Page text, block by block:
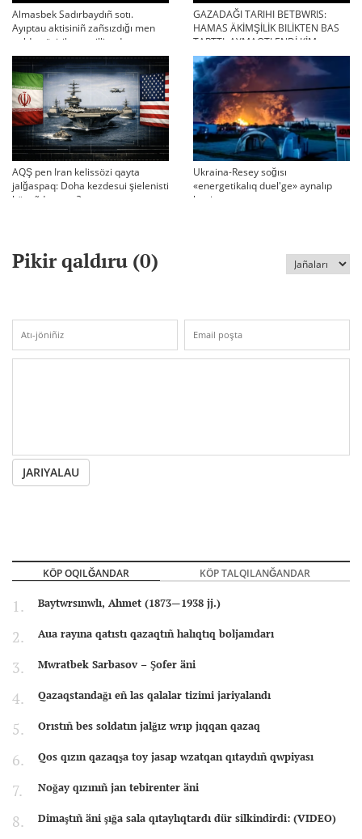
Almasbek Sadırbaydıñ sotı.
Ayıptau aktisiniñ zañsızdığı men
qoldan ösirilgen milliondar
GAZADAĞI TARIHI BETBWRIS:
HAMAS ÄKİMŞİLİK BILİKTEN BAS
TARTTI. AYMAQTI ENDİ KİM
BASQARADI?
AQŞ pen Iran kelissözi qayta
jalğaspaq: Doha kezdesui şielenisti
bäseñdete me?
Ukraina-Resey soğısı
«energetikalıq duel'ge» aynalıp
ketti
Pikir qaldıru (0)
JARIYALAU
KÖP OQILĞANDAR KÖP TALQILANĞANDAR
Baytwrsınwlı, Ahmet (1873—1938 jj.)
Aua rayına qatıstı qazaqtıñ halıqtıq boljamdarı
Mwratbek Sarbasov – Şofer äni
Qazaqstandağı eñ las qalalar tizimi jariyalandı
Orıstıñ bes soldatın jalğız wrıp jıqqan qazaq
Qos qızın qazaqşa toy jasap wzatqan qıtaydıñ qwpiyası
Noğay qızınıñ jan tebirenter äni
Dimaştıñ äni şığa sala qıtaylıqtardı dür silkindirdi: (VIDEO)